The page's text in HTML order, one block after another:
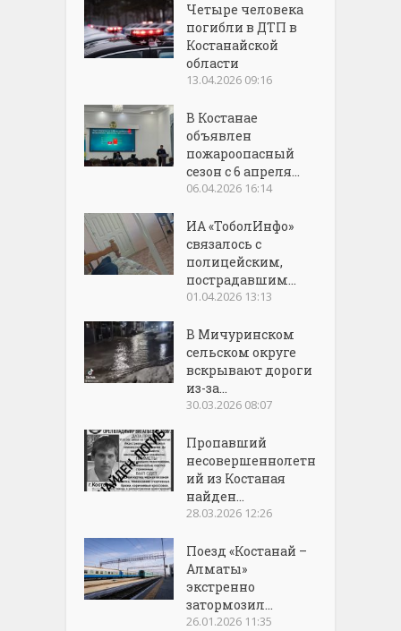
Четыре человека
погибли в ДТП в
Костанайской
области
13.04.2026 09:16
В Костанае
объявлен
пожароопасный
сезон с 6 апреля...
06.04.2026 16:14
ИА «ТоболИнфо»
связалось с
полицейским,
пострадавшим...
01.04.2026 13:13
В Мичуринском
сельском округе
вскрывают дороги
из-за...
30.03.2026 08:07
Пропавший
несовершеннолетн
ий из Костаная
найден...
28.03.2026 12:26
Поезд «Костанай –
Алматы»
экстренно
затормозил...
26.01.2026 11:35